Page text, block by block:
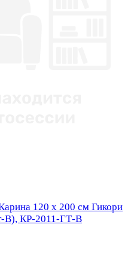
120 х 200 см Гикори
В), КР-2011-ГТ-В